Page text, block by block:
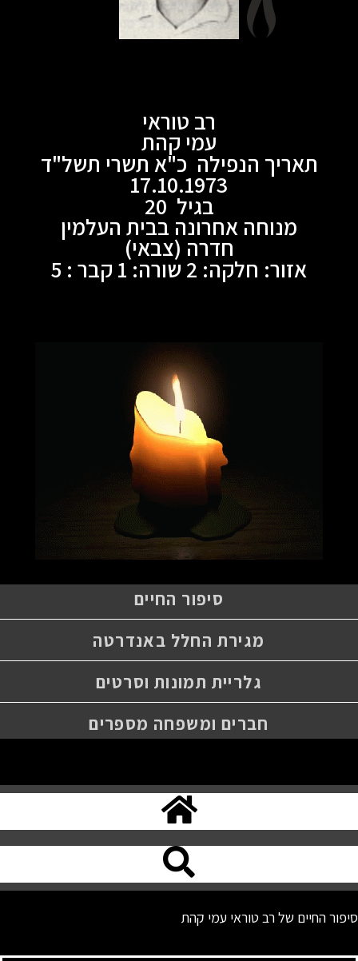
רב טוראי
עמי קהת
תאריך הנפילה כ"א תשרי תשל"ד
17.10.1973
בגיל 20
מנוחה אחרונה בבית העלמין
חדרה (צבאי)
אזור: חלקה: 2 שורה: 1 קבר : 5
סיפור החיים
מגירת החלל באנדרטה
גלריית תמונות וסרטים
חברים ומשפחה מספרים
סיפור החיים של רב טוראי עמי קהת